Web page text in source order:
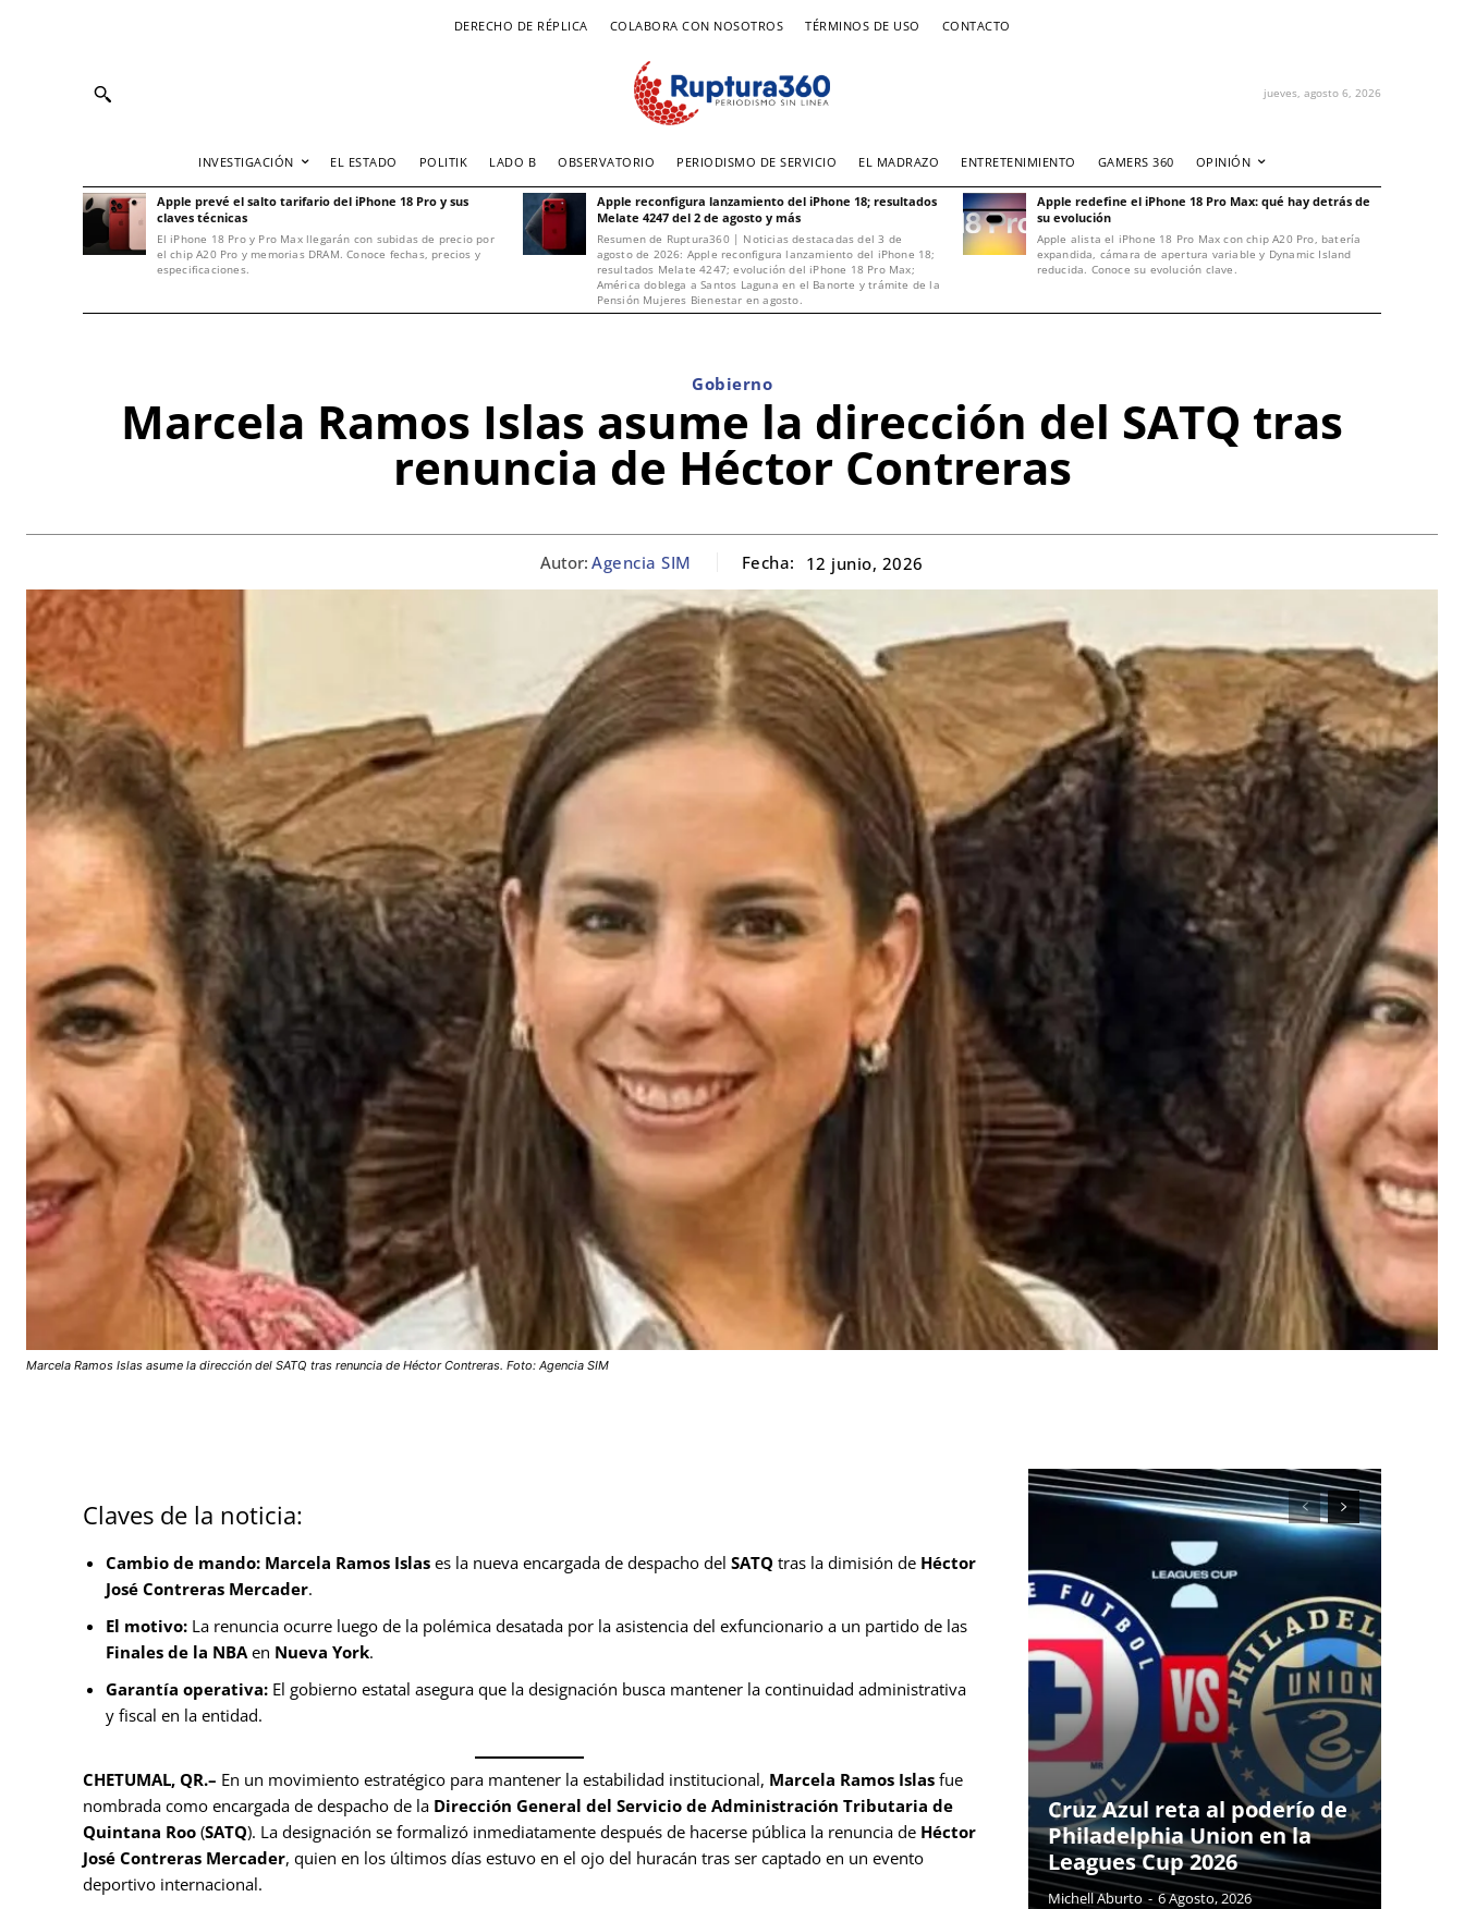
DERECHO DE RÉPLICA COLABORA CON NOSOTROS TÉRMINOS DE USO CONTACTO
jueves, agosto 6, 2026
INVESTIGACIÓN EL ESTADO POLITIK LADO B OBSERVATORIO PERIODISMO DE SERVICIO EL MADRAZO ENTRETENIMIENTO GAMERS 360 OPINIÓN
Apple prevé el salto tarifario del iPhone 18 Pro y sus
claves técnicas
El iPhone 18 Pro y Pro Max llegarán con subidas de precio por
el chip A20 Pro y memorias DRAM. Conoce fechas, precios y
especificaciones.
Apple reconfigura lanzamiento del iPhone 18; resultados
Melate 4247 del 2 de agosto y más
Resumen de Ruptura360 | Noticias destacadas del 3 de
agosto de 2026: Apple reconfigura lanzamiento del iPhone 18;
resultados Melate 4247; evolución del iPhone 18 Pro Max;
América doblega a Santos Laguna en el Banorte y trámite de la
Pensión Mujeres Bienestar en agosto.
Apple redefine el iPhone 18 Pro Max: qué hay detrás de
su evolución
Apple alista el iPhone 18 Pro Max con chip A20 Pro, batería
expandida, cámara de apertura variable y Dynamic Island
reducida. Conoce su evolución clave.
Gobierno
Marcela Ramos Islas asume la dirección del SATQ tras
renuncia de Héctor Contreras
Autor: Agencia SIM Fecha: 12 junio, 2026
Marcela Ramos Islas asume la dirección del SATQ tras renuncia de Héctor Contreras. Foto: Agencia SIM
Claves de la noticia:
Cambio de mando: Marcela Ramos Islas es la nueva encargada de despacho del SATQ tras la dimisión de Héctor
José Contreras Mercader.
El motivo: La renuncia ocurre luego de la polémica desatada por la asistencia del exfuncionario a un partido de las
Finales de la NBA en Nueva York.
Garantía operativa: El gobierno estatal asegura que la designación busca mantener la continuidad administrativa
y fiscal en la entidad.
CHETUMAL, QR.– En un movimiento estratégico para mantener la estabilidad institucional, Marcela Ramos Islas fue
nombrada como encargada de despacho de la Dirección General del Servicio de Administración Tributaria de
Quintana Roo (SATQ). La designación se formalizó inmediatamente después de hacerse pública la renuncia de Héctor
José Contreras Mercader, quien en los últimos días estuvo en el ojo del huracán tras ser captado en un evento
deportivo internacional.
Cruz Azul reta al poderío de
Philadelphia Union en la
Leagues Cup 2026
Michell Aburto - 6 Agosto, 2026